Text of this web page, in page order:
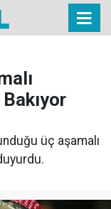
üç aşamalı